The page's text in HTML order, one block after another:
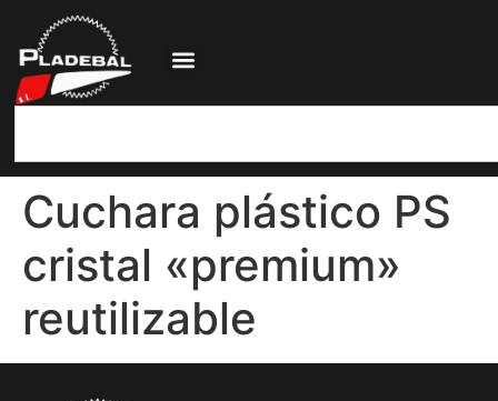
Cuchara plástico PS
cristal «premium»
reutilizable